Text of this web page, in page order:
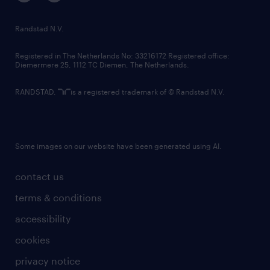
randstad innovation fund
country websites
contact us
terms & conditions
accessibility
cookies
privacy notice
Randstad N.V.
Registered in The Netherlands No: 33216172 Registered office:
Diemermere 25, 1112 TC Diemen, The Netherlands.
RANDSTAD, is a registered trademark of © Randstad N.V.
Some images on our website have been generated using AI.